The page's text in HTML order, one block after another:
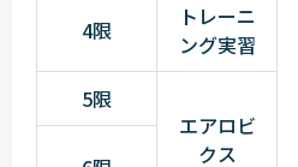
4限
トレーニ
ング実習
5限
エアロビ
クス